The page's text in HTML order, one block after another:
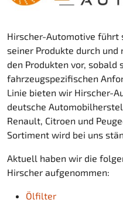
Hirscher-Automotive
seiner Produkte durch
den Produkten vor, sobald
fahrzeugspezifischen
Linie bieten wir Hirscher-
deutsche
Renault, Citroen und
Sortiment wird bei uns
Aktuell haben wir die
Hirscher aufgenommen:
Ölfilter